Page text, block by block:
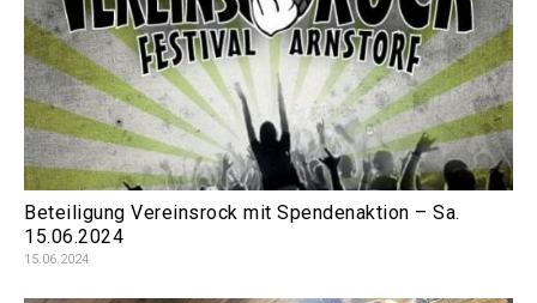
Beteiligung Vereinsrock mit Spendenaktion – Sa.
15.06.2024
15.06.2024